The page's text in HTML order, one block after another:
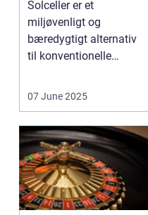
Solceller er et
miljøvenligt og
bæredygtigt alternativ
til konventionelle
07 June 2025